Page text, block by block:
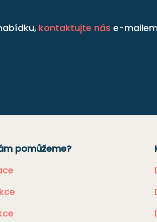
kontaktujte nás e-
pomůžeme?